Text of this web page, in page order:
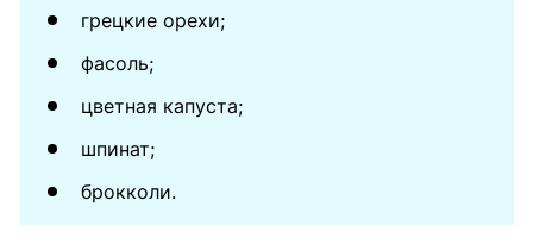
грецкие орехи;
фасоль;
цветная капуста;
шпинат;
брокколи.